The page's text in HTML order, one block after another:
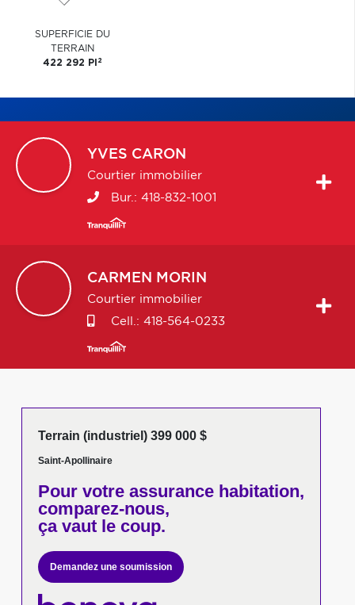
SUPERFICIE DU
TERRAIN
422 292 PI 2
YVES CARON
Courtier immobilier
Bur.: 418-832-1001
CARMEN MORIN
Courtier immobilier
Cell.: 418-564-0233
Terrain (industriel) 399 000 $
Saint-Apollinaire
Pour votreassurance habitation,
comparez-nous,
ça vaut le coup.
Demandez une soumission